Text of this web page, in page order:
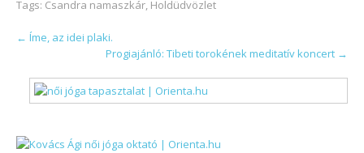
Tags: Csandra namaszkár Holdüdvözlet
POST
NAVIGATION
← Íme, az idei plaki.
Progiajánló: Tibeti torokének meditatív koncert →